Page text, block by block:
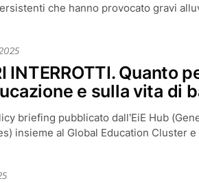
che hanno provocato gravi
INTERROTTI. Quanto
e sulla vita di
briefing pubblicato dall’EiE Hub
insieme al Global Education Cluster